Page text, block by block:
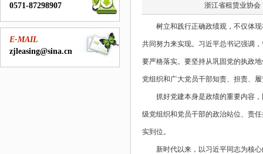
0571-87298907
E-MAIL
zjleasing@sina.cn
浙江省租赁业协会
树立和践行正确政绩观，不仅体
共同努力来实现。习近平总书记强调
要严格落实。要坚持从巩固党的执政
党组织和广大党员干部知责、担责、
抓好党建本身是政绩的重要内容
级党组织和党员干部的政治站位、责
实到位。
新时代以来，以习近平同志为核